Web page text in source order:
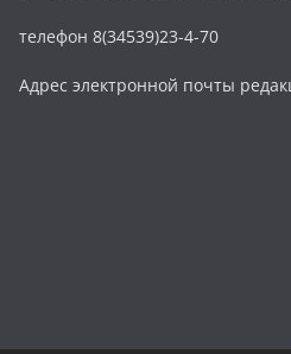
телефон 8(34539)23-4-70
Адрес электронной почты